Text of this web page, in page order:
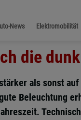
News Elektromobilität
die
als sonst
Beleuchtung